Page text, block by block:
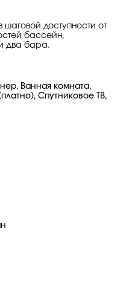
шаговой доступности от
бассейн,
два бара.
Ванная комната,
Спутниковое ТВ,